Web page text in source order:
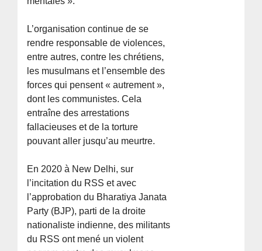
L’organisation continue de se
rendre responsable de violences,
entre autres, contre les chrétiens,
les musulmans et l’ensemble des
forces qui pensent « autrement »,
dont les communistes. Cela
entraîne des arrestations
fallacieuses et de la torture
pouvant aller jusqu’au meurtre.
En 2020 à New Delhi, sur
l’incitation du RSS et avec
l’approbation du Bharatiya Janata
Party (BJP), parti de la droite
nationaliste indienne, des militants
du RSS ont mené un violent